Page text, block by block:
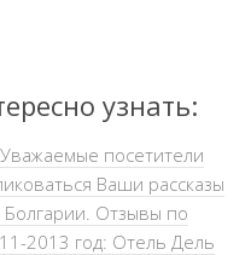
узнать:
посетители
Ваши рассказы
Отзывы по
2013 год: Отель Дель